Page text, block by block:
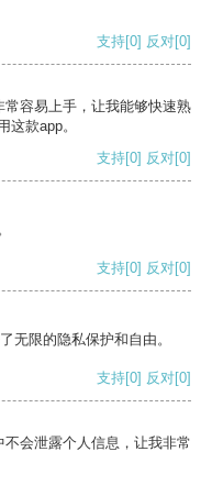
支持[0] 反对[0]
容易上手，让我能够快速熟
款app。
支持[0] 反对[0]
支持[0] 反对[0]
无限的隐私保护和自由。
支持[0] 反对[0]
会泄露个人信息，让我非常